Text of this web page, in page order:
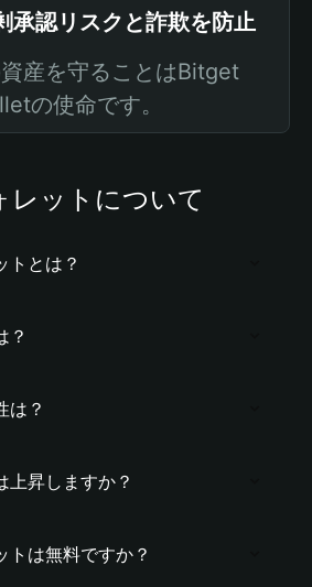
承認リスクと詐欺を防止
産を守ることはBitget
の使命です。
レットについて
トとは？
？
は？
上昇しますか？
トは無料ですか？